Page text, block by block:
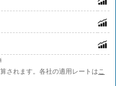
されます。各社の適用レートは こ